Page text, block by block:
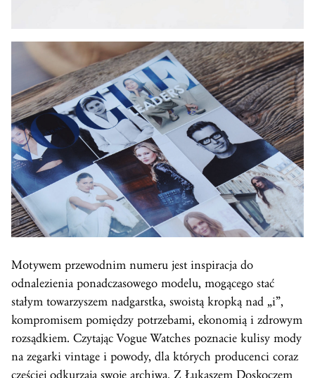
Motywem przewodnim numeru jest inspiracja do
odnalezienia ponadczasowego modelu, mogącego stać
stałym towarzyszem nadgarstka, swoistą kropką nad „i”,
kompromisem pomiędzy potrzebami, ekonomią i zdrowym
rozsądkiem. Czytając Vogue Watches poznacie kulisy mody
na zegarki vintage i powody, dla których producenci coraz
częściej odkurzają swoje archiwa. Z Łukaszem Doskoczem